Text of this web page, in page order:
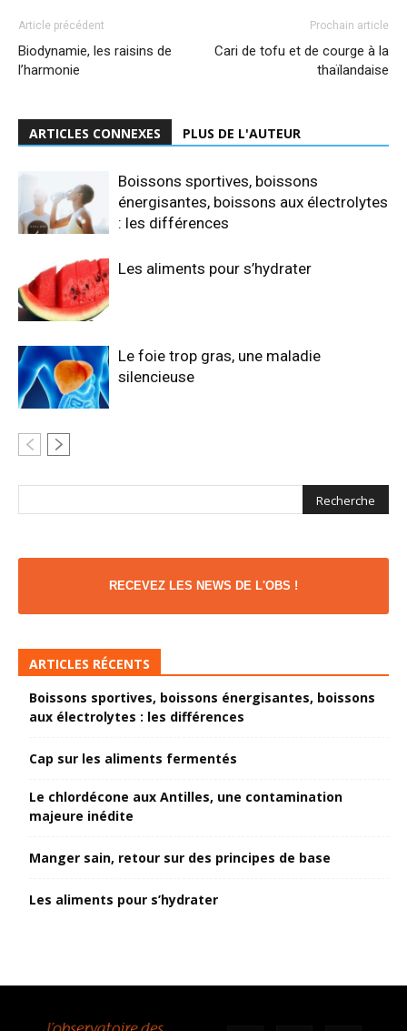
Article précédent
Biodynamie, les raisins de
l’harmonie
Prochain article
Cari de tofu et de courge à la
thaïlandaise
ARTICLES CONNEXES PLUS DE L'AUTEUR
Boissons sportives, boissons
énergisantes, boissons aux électrolytes
: les différences
Les aliments pour s’hydrater
Le foie trop gras, une maladie
silencieuse
RECEVEZ LES NEWS DE L'OBS !
ARTICLES RÉCENTS
Boissons sportives, boissons énergisantes, boissons
aux électrolytes : les différences
Cap sur les aliments fermentés
Le chlordécone aux Antilles, une contamination
majeure inédite
Manger sain, retour sur des principes de base
Les aliments pour s’hydrater